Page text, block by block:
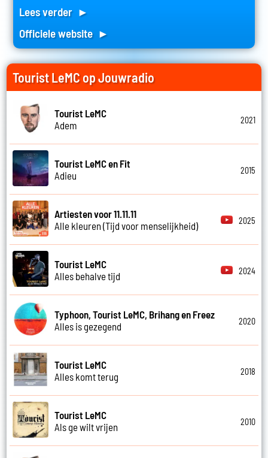
Lees verder ►
Officiele website ►
Tourist LeMC op Jouwradio
Tourist LeMC
Adem
2021
Tourist LeMC en Fit
Adieu
2015
Artiesten voor 11.11.11
Alle kleuren (Tijd voor menselijkheid)
2025
Tourist LeMC
Alles behalve tijd
2024
Typhoon, Tourist LeMC, Brihang en Freez
Alles is gezegend
2020
Tourist LeMC
Alles komt terug
2018
Tourist LeMC
Als ge wilt vrijen
2010